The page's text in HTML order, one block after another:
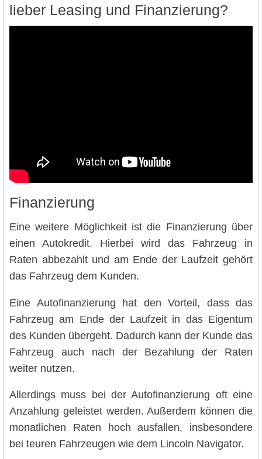
lieber Leasing und Finanzierung?
Finanzierung
Eine weitere Möglichkeit ist die Finanzierung über
einen Autokredit. Hierbei wird das Fahrzeug in
Raten abbezahlt und am Ende der Laufzeit gehört
das Fahrzeug dem Kunden.
Eine Autofinanzierung hat den Vorteil, dass das
Fahrzeug am Ende der Laufzeit in das Eigentum
des Kunden übergeht. Dadurch kann der Kunde das
Fahrzeug auch nach der Bezahlung der Raten
weiter nutzen.
Allerdings muss bei der Autofinanzierung oft eine
Anzahlung geleistet werden. Außerdem können die
monatlichen Raten hoch ausfallen, insbesondere
bei teuren Fahrzeugen wie dem Lincoln Navigator.